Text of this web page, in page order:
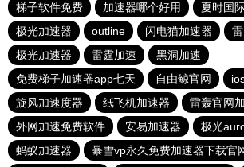
梯子软件免费
加速器哪个好用 夏时国
极光加速器
outline 闪电猫加速器
极光加速器
雷霆加速
黑洞加速
免费梯子加速器app七天
自由鲸官网
旋风加速度器
纸飞机加速器
雷轰官网
外网加速免费软件
安易加速器
极光
蚂蚁加速器
暴雪vp永久免费加速器下载官